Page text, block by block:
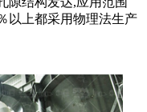
以上都采用物理法生产